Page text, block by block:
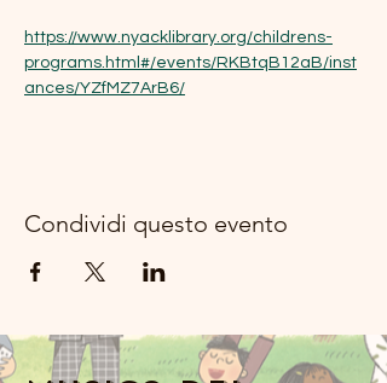
https://www.nyacklibrary.org/childrens-
programs.html#/events/RKBtqB12aB/inst
ances/YZfMZ7ArB6/
Condividi questo evento